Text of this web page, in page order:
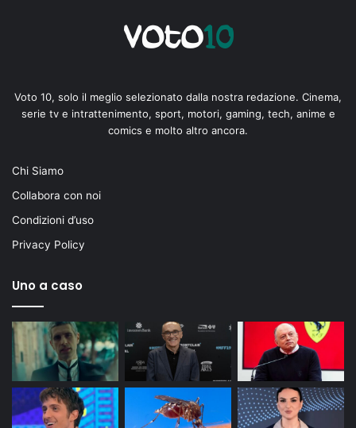
Voto 10, solo il meglio selezionato dalla nostra redazione. Cinema,
serie tv e intrattenimento, sport, motori, gaming, tech, anime e
comics e molto altro ancora.
Chi Siamo
Collabora con noi
Condizioni d’uso
Privacy Policy
Uno a caso